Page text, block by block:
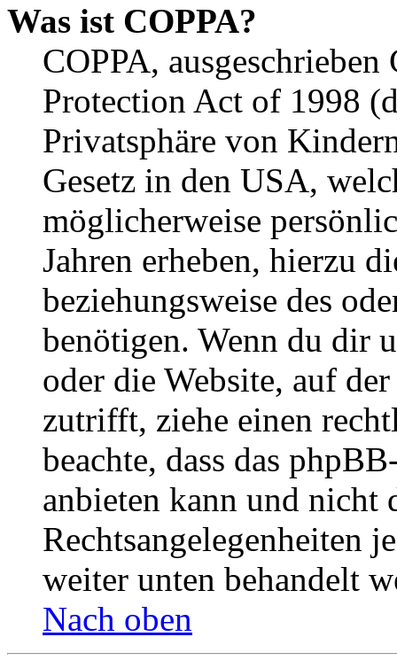
Was ist COPPA?
COPPA,
Protection Act of 1998
Privatsphäre von
Gesetz in den USA,
möglicherweise
Jahren erheben, hierzu
beziehungsweise des
benötigen. Wenn du dir
oder die Website, auf
zutrifft, ziehe einen
beachte, dass das
anbieten kann und nicht
Rechtsangelegenheiten
weiter unten behandelt
Nach oben